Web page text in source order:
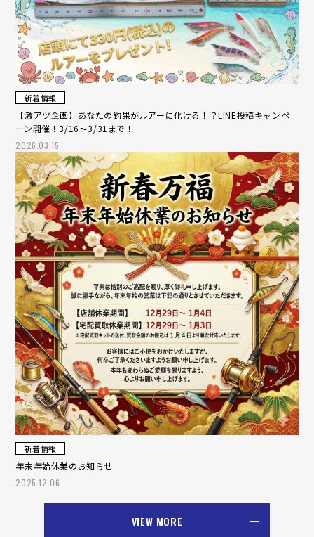
新着情報
【激アツ企画】あなたの釣果がルアーに化ける！？LINE投稿キャンペ
ーン開催！3/16～3/31まで！
2026.03.15
新着情報
年末年始休業のお知らせ
2025.12.06
VIEW MORE